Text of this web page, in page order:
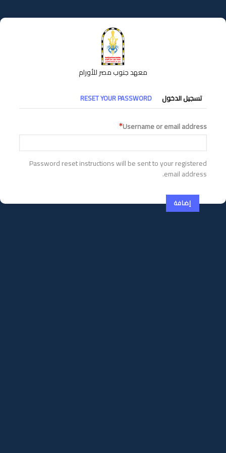
إلى
المحتوى
معهد جنوب مصر للأورام
التبويبات
الأساسية
تسجيل الدخول RESET YOUR PASSWORD
Username or email address
Password reset instructions will be sent to your registered
email address.